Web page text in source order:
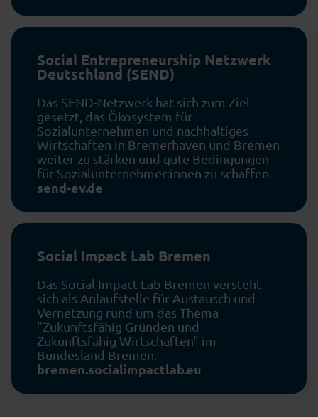
Social Entrepreneurship Netzwerk
Deutschland (SEND)
Das SEND-Netzwerk hat sich zum Ziel
gesetzt, das Ökosystem für
Sozialunternehmen und nachhaltiges
Wirtschaften in Bremerhaven und Bremen
weiter zu stärken und gute Bedingungen
für Sozialunternehmer:innen zu schaffen.
send-ev.de
Social Impact Lab Bremen
Das Social Impact Lab Bremen versteht
sich als Anlaufstelle für Austausch und
Vernetzung rund um das Thema
"Zukunftsfähig Gründen und
Zukunftsfähig Wirtschaften" im
Bundesland Bremen.
bremen.socialimpactlab.eu